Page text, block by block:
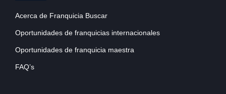
Acerca de Franquicia Buscar
Oportunidades de franquicias internacionales
Oportunidades de franquicia maestra
FAQ’s